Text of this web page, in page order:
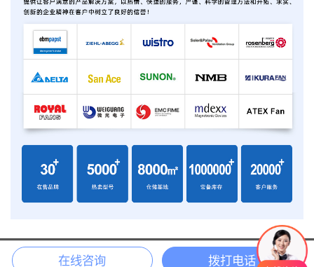
COPYRIGHT 2018 北京恒瑞宏晟机电设备有限公司 版权所有
在线咨询 拨打电话